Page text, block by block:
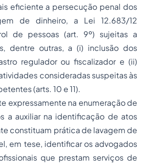
eficiente a persecução penal dos
de dinheiro, a Lei 12.683/12
de pessoas (art. 9º) sujeitas a
dentre outras, a (i) inclusão dos
regulador ou fiscalizador e (ii)
consideradas suspeitas às
(arts. 10 e 11).
expressamente na enumeração de
a auxiliar na identificação de atos
constituam prática de lavagem de
em tese, identificar os advogados
que prestam serviços de